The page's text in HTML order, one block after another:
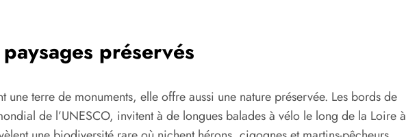
préservés
une terre de monuments, elle offre aussi une nature préservée. Les bords de
de l’UNESCO, invitent à de longues balades à vélo le long de la Loire à